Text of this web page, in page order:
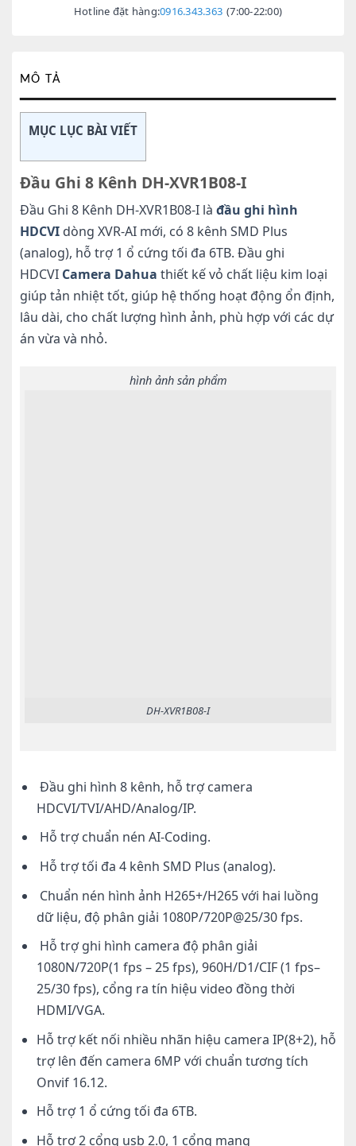
Hotline đặt hàng:0916.343.363 (7:00-22:00)
MÔ TẢ
MỤC LỤC BÀI VIẾT
Đầu Ghi 8 Kênh DH-XVR1B08-I
Đầu Ghi 8 Kênh DH-XVR1B08-I là đầu ghi hình
HDCVIdòng XVR-AI mới, có 8 kênh SMD Plus
(analog), hỗ trợ 1 ổ cứng tối đa 6TB. Đầu ghi
HDCVI Camera Dahua thiết kế vỏ chất liệu kim loại
giúp tản nhiệt tốt, giúp hệ thống hoạt động ổn định,
lâu dài, cho chất lượng hình ảnh, phù hợp với các dự
án vừa và nhỏ.
hình ảnh sản phẩm
DH-XVR1B08-I
Đầu ghi hình 8 kênh, hỗ trợ camera
HDCVI/TVI/AHD/Analog/IP.
Hỗ trợ chuẩn nén AI-Coding.
Hỗ trợ tối đa 4 kênh SMD Plus (analog).
Chuẩn nén hình ảnh H265+/H265 với hai luồng
dữ liệu, độ phân giải 1080P/720P@25/30 fps.
Hỗ trợ ghi hình camera độ phân giải
1080N/720P(1 fps – 25 fps), 960H/D1/CIF (1 fps–
25/30 fps), cổng ra tín hiệu video đồng thời
HDMI/VGA.
Hỗ trợ kết nối nhiều nhãn hiệu camera IP(8+2), hỗ
trợ lên đến camera 6MP với chuẩn tương tích
Onvif 16.12.
Hỗ trợ 1 ổ cứng tối đa 6TB.
Hỗ trợ 2 cổng usb 2.0, 1 cổng mạng